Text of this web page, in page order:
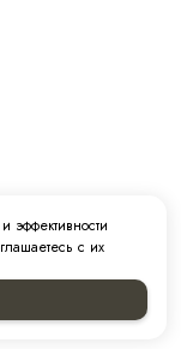
эффективности
с их